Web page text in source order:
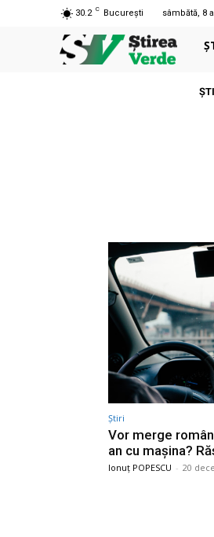
30.2 C București sâmbătă, 8
Știri
Vor merge
an cu mașina?
Ionuț POPESCU - 20